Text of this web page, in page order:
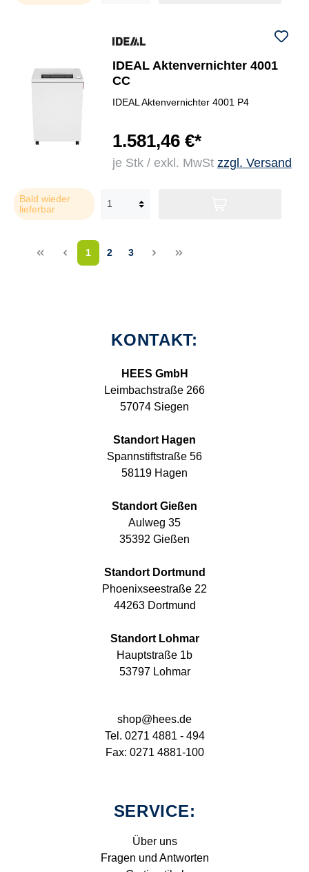
IDEAL Aktenvernichter 4001
CC
IDEAL Aktenvernichter 4001 P4
1.581,46 €*
je Stk / exkl. MwSt zzgl. Versand
Bald wieder
lieferbar
<< < 1 2 3 > >>
KONTAKT:
HEES GmbH
Leimbachstraße 266
57074 Siegen
Standort Hagen
Spannstiftstraße 56
58119 Hagen
Standort Gießen
Aulweg 35
35392 Gießen
Standort Dortmund
Phoenixseestraße 22
44263 Dortmund
Standort Lohmar
Hauptstraße 1b
53797 Lohmar
shop@hees.de
Tel. 0271 4881 - 494
Fax: 0271 4881-100
SERVICE:
Über uns
Fragen und Antworten